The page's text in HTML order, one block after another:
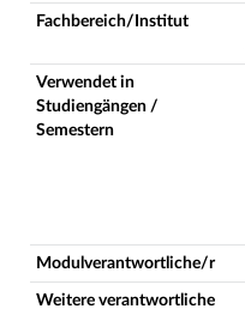
Fachbereich/Institut
Verwendet in
Studiengängen /
Semestern
Modulverantwortliche/r
Weitere verantwortliche